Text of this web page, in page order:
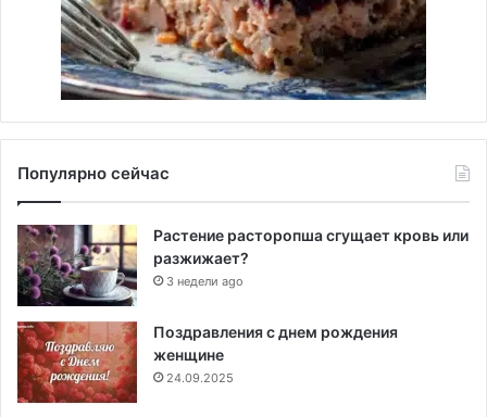
Популярно сейчас
Растение расторопша сгущает кровь или
разжижает?
3 недели ago
Поздравления с днем рождения
женщине
24.09.2025